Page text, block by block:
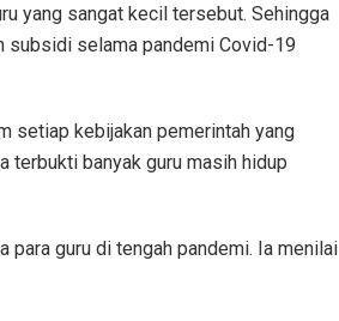
yang sangat kecil tersebut. Sehingga
subsidi selama pandemi Covid-19
setiap kebijakan pemerintah yang
terbukti banyak guru masih hidup
guru di tengah pandemi. Ia menilai